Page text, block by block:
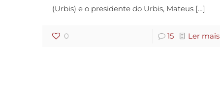
(Urbis) e o presidente do Urbis, Mateus[…]
0 15 Ler mais